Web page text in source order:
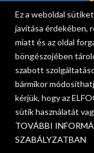
Ez a weboldal
javítása érdekében,
miatt és az oldal
böngészojében
szabott
bármikor
kérjük, hogy az
sütik használatát
TOVÁBBI
SZABÁLYZATBAN